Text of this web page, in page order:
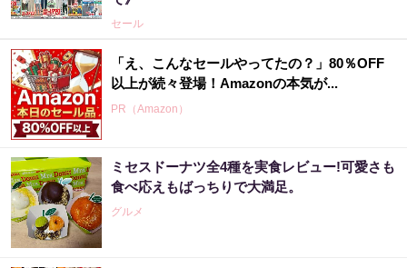
セール
「え、こんなセールやってたの？」80％OFF
以上が続々登場！Amazonの本気が...
PR（Amazon）
アマゾン1位の実績！380円で5日間お試し。
PR（ハーブ健康本舗）
ミセスドーナツ全4種を実食レビュー!可愛さも
食べ応えもばっちりで大満足。
グルメ